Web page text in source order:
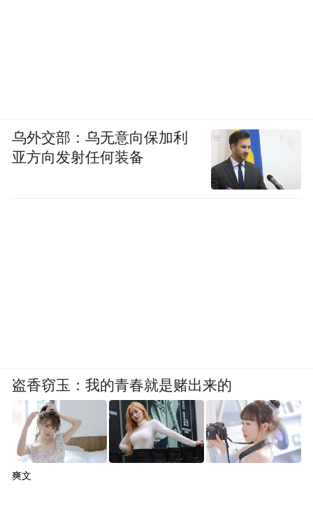
乌外交部：乌无意向保加利
亚方向发射任何装备
盗香窃玉：我的青春就是赌出来的
爽文